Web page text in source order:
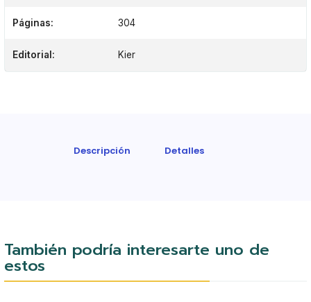
Páginas: 304
Editorial: Kier
Descripción Detalles
También podría interesarte uno de
estos